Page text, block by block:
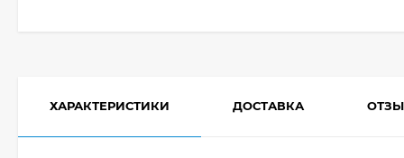
ХАРАКТЕРИСТИКИ ДОСТАВКА